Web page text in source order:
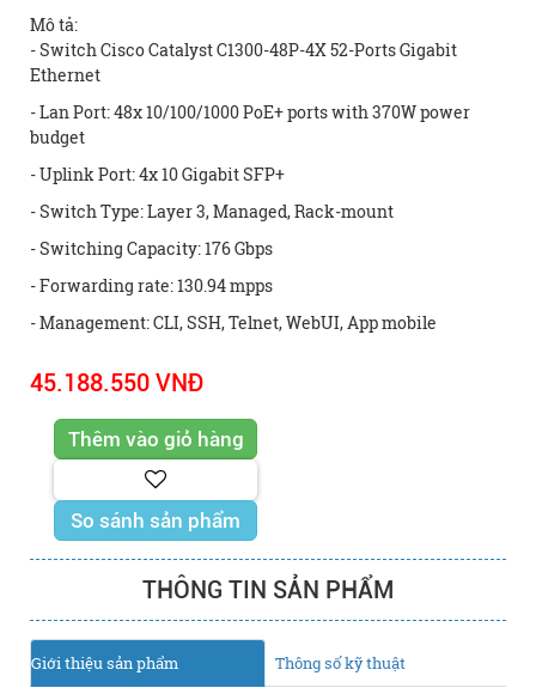
Mô tả:
- Switch Cisco Catalyst C1300-48P-4X 52-Ports Gigabit
Ethernet
- Lan Port: 48x 10/100/1000 PoE+ ports with 370W power
budget
- Uplink Port: 4x 10 Gigabit SFP+
- Switch Type: Layer 3, Managed, Rack-mount
- Switching Capacity: 176 Gbps
- Forwarding rate: 130.94 mpps
- Management: CLI, SSH, Telnet, WebUI, App mobile
45.188.550 VNĐ
So sánh sản phẩm
THÔNG TIN SẢN PHẨM
Giới thiệu sản phẩm Thông số kỹ thuật